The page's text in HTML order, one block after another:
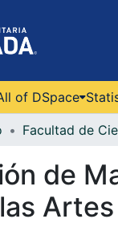
of DSpace
de